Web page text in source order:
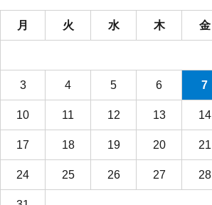
月 火 水 木 金
3 4 5 6 7
10 11 12 13 14
17 18 19 20 21
24 25 26 27 28